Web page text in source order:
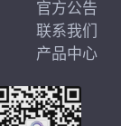
官方公告
联系我们
产品中心